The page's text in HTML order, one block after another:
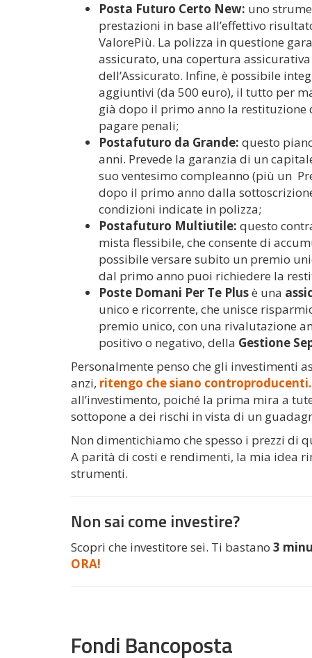
Posta Futuro Certo New: uno
prestazioni in base all’effettivo
ValorePiù. La polizza in questione
assicurato, una copertura
dell’Assicurato. Infine, è possibile
aggiuntivi (da 500 euro), il tutto per
già dopo il primo anno la restituzione
pagare penali;
Postafuturo da Grande: questo
anni. Prevede la garanzia di un
suo ventesimo compleanno (più un
dopo il primo anno dalla
condizioni indicate in polizza;
Postafuturo Multiutile: questo
mista flessibile, che consente di
possibile versare subito un premio
dal primo anno puoi richiedere la
Poste Domani Per Te Plusè una
unico e ricorrente, che unisce
premio unico, con una rivalutazione
positivo o negativo, della Gestione
Personalmente penso che gli investimenti
anzi, ritengo che siano controproducenti.
all’investimento, poiché la prima mira a
sottopone a dei rischi in vista di un
Non dimentichiamo che spesso i prezzi di
A parità di costi e rendimenti, la mia idea
strumenti.
Non sai come investire?
Scopri che investitore sei. Ti bastano 3
ORA!
Fondi Bancoposta